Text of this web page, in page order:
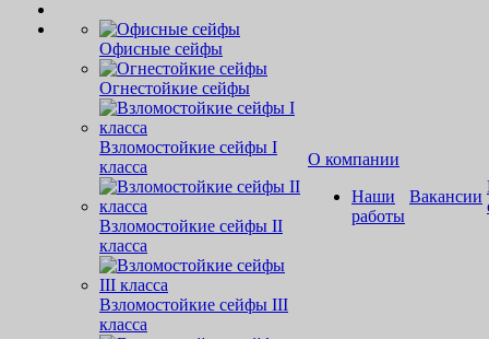
Офисные сейфы
Огнестойкие сейфы
Взломостойкие сейфы I
класса
Взломостойкие сейфы II
класса
Взломостойкие сейфы III
класса
О компании
Наши
работы
Вакансии